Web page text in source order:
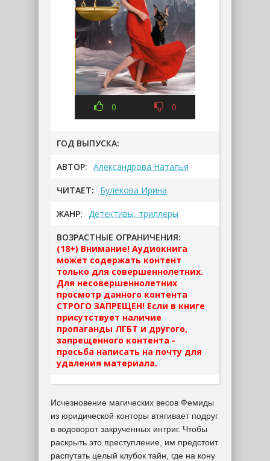
0 0
ГОД ВЫПУСКА:
АВТОР: Александрова Наталья
ЧИТАЕТ: Булекова Ирина
ЖАНР: Детективы, триллеры
ВОЗРАСТНЫЕ ОГРАНИЧЕНИЯ:
(18+) Внимание! Аудиокнига
может содержать контент
только для совершеннолетних.
Для несовершеннолетних
просмотр данного контента
СТРОГО ЗАПРЕЩЕН! Если в книге
присутствует наличие
пропаганды ЛГБТ и другого,
запрещенного контента -
просьба написать на почту для
удаления материала.
Исчезновение магических весов Фемиды
из юридической конторы втягивает подруг
в водоворот закрученных интриг. Чтобы
раскрыть это преступление, им предстоит
распутать целый клубок тайн, где на кону